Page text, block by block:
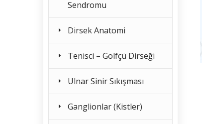
Sendromu
Dirsek Anatomi
Tenisci – Golfçü Dirseği
Ulnar Sinir Sıkışması
Ganglionlar (Kistler)